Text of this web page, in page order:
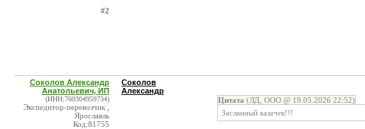
#2
Соколов Александр
Анатольевич, ИП
(ИНН:760304959734)
Экспедитор-перевозчик ,
Ярославль
Код:81755
Соколов
Александр
Цитата (ЛД, ООО @ 19.05.2026 22:52)
Засланный казачек!!!